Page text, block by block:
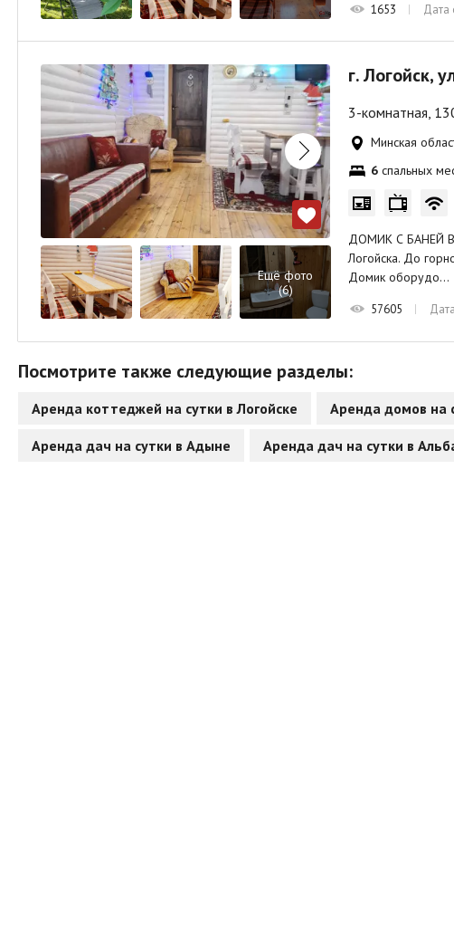
1653 Дата
Ещё фото
(6)
г. Логойск,
3-комнатная,
Минская
6 спальных
ДОМИК С БАНЕЙ В
Логойска. До
Домик оборудо…
57605
Посмотрите также следующие разделы:
Аренда коттеджей на сутки в Логойске Аренда домов на
Аренда дач на сутки в Адыне Аренда дач на сутки в